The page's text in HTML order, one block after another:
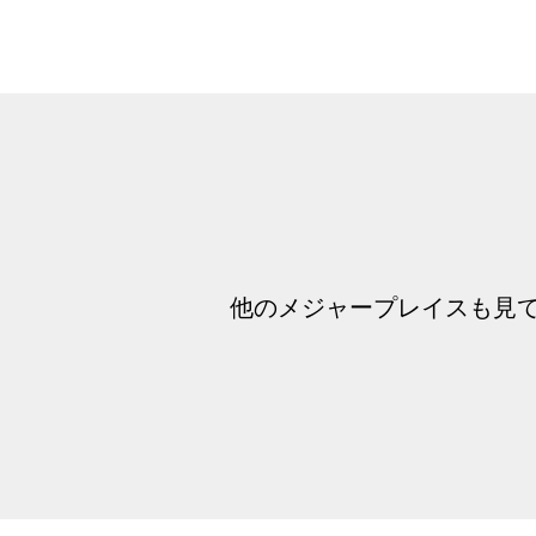
他のメジャープレイスも見